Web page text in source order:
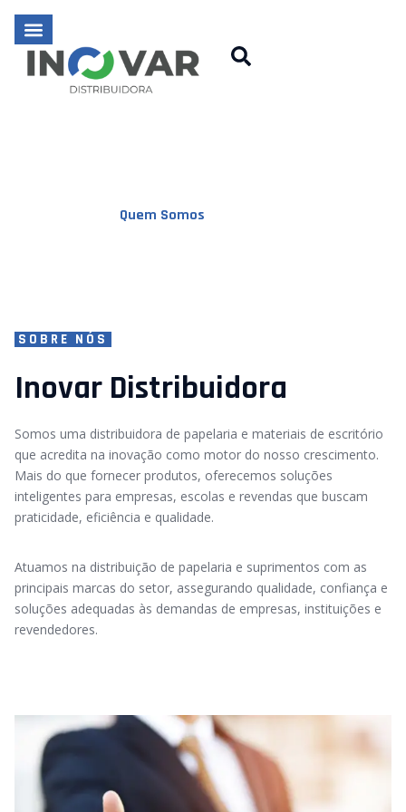
Quem Somos
SOBRE NÓS
Inovar Distribuidora
Somos uma distribuidora de papelaria e materiais de escritório
que acredita na inovação como motor do nosso crescimento.
Mais do que fornecer produtos, oferecemos soluções
inteligentes para empresas, escolas e revendas que buscam
praticidade, eficiência e qualidade.
Atuamos na distribuição de papelaria e suprimentos com as
principais marcas do setor, assegurando qualidade, confiança e
soluções adequadas às demandas de empresas, instituições e
revendedores.